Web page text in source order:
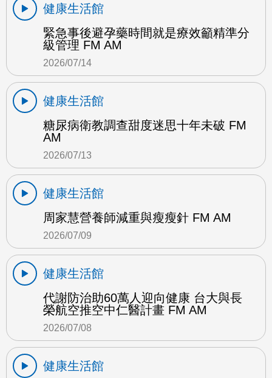
健康生活館
緊急事後避孕藥時間就是療效籲精準分
級管理 FM AM
2026/07/14
健康生活館
糖尿病衛教調查甜度迷思十年未破 FM
AM
2026/07/13
健康生活館
周家慧營養師減重與瘦瘦針 FM AM
2026/07/09
健康生活館
代謝防治助60萬人迎向健康 台大與長
榮航空推空中仁醫計畫 FM AM
2026/07/08
健康生活館